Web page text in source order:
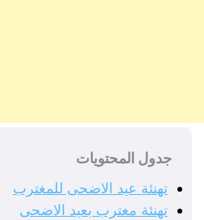
جدول المحتويات
تهنئة عيد الاضحى للمغترب
تهنئة مغترب بعيد الاضحى